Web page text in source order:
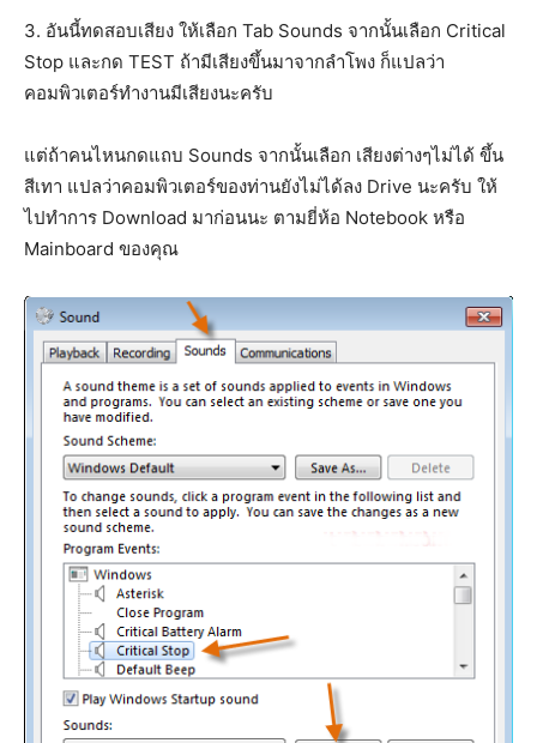
3. อันนี้ทดสอบเสียง ให้เลือก Tab Sounds จากนั้นเลือก Critical
Stop และกด TEST ถ้ามีเสียงขึ้นมาจากลำโพง ก็แปลว่า
คอมพิวเตอร์ทำงานมีเสียงนะครับ
แต่ถ้าคนไหนกดแถบ Sounds จากนั้นเลือก เสียงต่างๆไม่ได้ ขึ้น
สีเทา แปลว่าคอมพิวเตอร์ของท่านยังไม่ได้ลง Drive นะครับ ให้
ไปทำการ Download มาก่อนนะ ตามยี่ห้อ Notebook หรือ
Mainboard ของคุณ